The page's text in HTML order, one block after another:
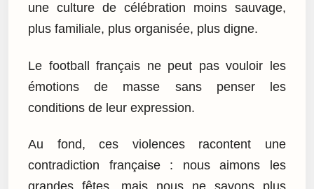
une culture de célébration moins sauvage,
plus familiale, plus organisée, plus digne.
Le football français ne peut pas vouloir les
émotions de masse sans penser les
conditions de leur expression.
Au fond, ces violences racontent une
contradiction française : nous aimons les